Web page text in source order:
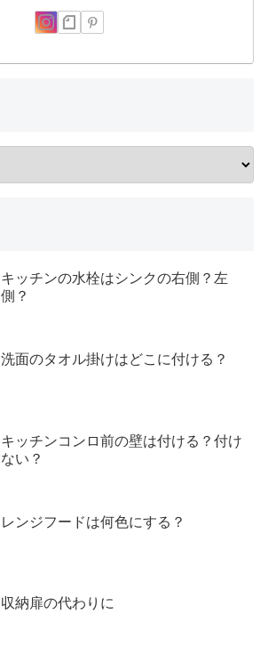
キッチンの水栓はシンクの右側？左
側？
洗面のタオル掛けはどこに付ける？
キッチンコンロ前の壁は付ける？付け
ない？
レンジフードは何色にする？
収納扉の代わりに